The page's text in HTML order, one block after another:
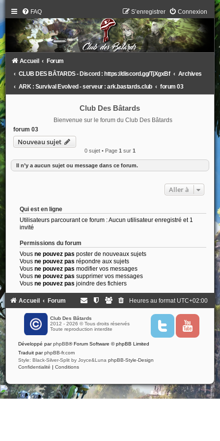
FAQ Connexion
S’enregistrer
Accueil
Forum
CLUB DES BÂTARDS - Discord : https://discord.gg/TjXgxBf
Archives
ARK : Survival Evolved - serveur : ark.bastards.club
forum 03
Club Des Bâtards
Bienvenue sur le forum du Club Des Bâtards
forum 03
Nouveau sujet
0 sujet • Page 1 sur 1
Il n’y a aucun sujet ou message dans ce forum.
Aller à
Qui est en ligne
Utilisateurs parcourant ce forum : Aucun utilisateur enregistré et 1
invité
Permissions du forum
Vous ne pouvez pas poster de nouveaux sujets
Vous ne pouvez pas répondre aux sujets
Vous ne pouvez pas modifier vos messages
Vous ne pouvez pas supprimer vos messages
Vous ne pouvez pas joindre des fichiers
Accueil Forum Heures au format UTC+02:00
Club Des Bâtards
2012 - 2026 © Tous droits réservés
Toute reproduction interdite
T
i
Y
u
Développé parphpBB® Forum Software © phpBB Limited
Traduit parphpBB-fr.com
Style: Black-Silver-Split by Joyce&Luna phpBB-Style-Design
Confidentialité | Conditions